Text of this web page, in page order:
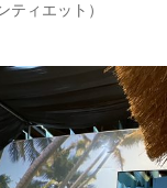
ィエット）